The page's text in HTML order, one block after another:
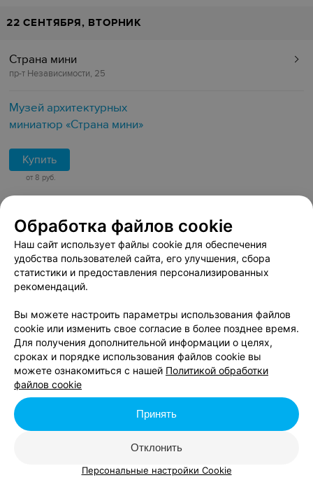
22 СЕНТЯБРЯ, ВТОРНИК
Страна мини
пр-т Независимости, 25
Музей архитектурных
миниатюр «Страна мини»
Купить
от 8 руб.
23 СЕНТЯБРЯ, СРЕДА
Страна мини
пр-т Независимости, 25
миниатюр «Страна мини»
Купить
от 8 руб.
24 СЕНТЯБРЯ, ЧЕТВЕРГ
Обработка файлов cookie
Наш сайт использует файлы cookie для обеспечения
удобства пользователей сайта, его улучшения, сбора
статистики и предоставления персонализированных
рекомендаций.
Вы можете настроить параметры использования файлов
cookie или изменить свое согласие в более позднее время.
Для получения дополнительной информации о целях,
сроках и порядке использования файлов cookie вы
можете ознакомиться с нашей Политикой обработки
файлов cookie
Отклонить
Принять
Персональные настройки Cookie